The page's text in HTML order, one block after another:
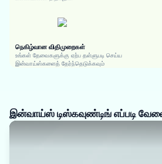
நெகிழ்வான விதிமுறைகள்
உங்கள் தேவைகளுக்கு ஏற்ப தள்ளுபடி செய்ய
இன்வாய்ஸ்களைத் தேர்ந்தெடுக்கவும்
இன்வாய்ஸ் டிஸ்கவுண்டிங் எப்படி